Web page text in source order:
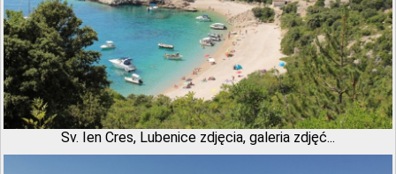
Sv. Ien Cres, Lubenice zdjęcia, galeria zdjęć...